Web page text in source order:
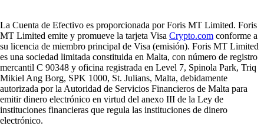
La Cuenta de Efectivo es proporcionada por Foris MT Limited. Foris
MT Limited emite y promueve la tarjeta Visa Crypto.com conforme a
su licencia de miembro principal de Visa (emisión). Foris MT Limited
es una sociedad limitada constituida en Malta, con número de registro
mercantil C 90348 y oficina registrada en Level 7, Spinola Park, Triq
Mikiel Ang Borg, SPK 1000, St. Julians, Malta, debidamente
autorizada por la Autoridad de Servicios Financieros de Malta para
emitir dinero electrónico en virtud del anexo III de la Ley de
instituciones financieras que regula las instituciones de dinero
electrónico.